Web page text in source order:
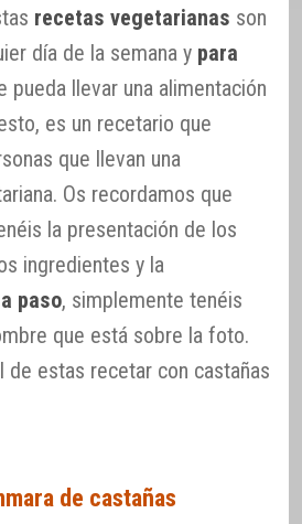
recetas vegetarianas son
día de la semana y para
pueda llevar una alimentación
es un recetario que
que llevan una
Os recordamos que
la presentación de los
ingredientes y la
paso, simplemente tenéis
que está sobre la foto.
de estas recetar con castañas
de castañas